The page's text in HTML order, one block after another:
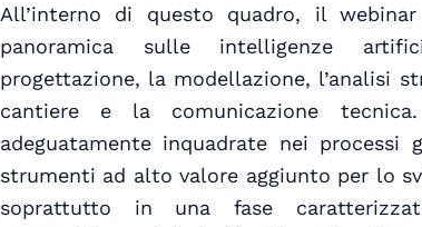
All’interno di questo quadro, il
panoramica sulle intelligenze
progettazione, la modellazione, l’analisi
cantiere e la comunicazione
adeguatamente inquadrate nei processi
strumenti ad alto valore aggiunto per lo
soprattutto in una fase